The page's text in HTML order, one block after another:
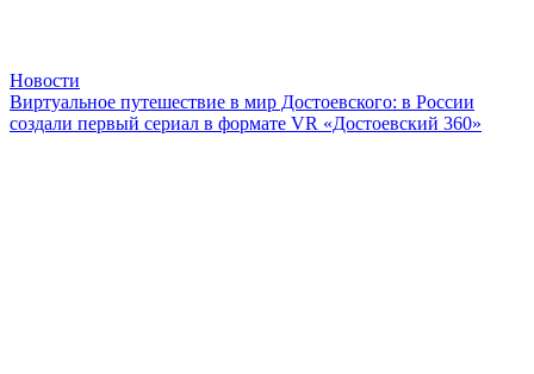
Новости
Виртуальное путешествие в мир Достоевского: в России
создали первый сериал в формате VR «Достоевский 360»